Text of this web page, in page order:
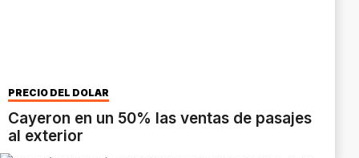
PRECIO DEL DÓLAR
Cayeron en un 50% las ventas de pasajes
al exterior